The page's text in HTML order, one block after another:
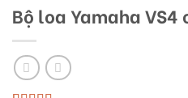
Bộ loa Yamaha